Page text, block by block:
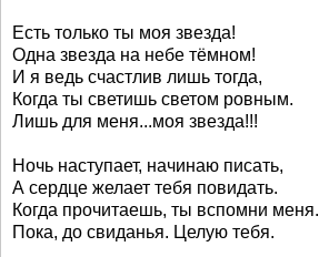
Есть только ты моя звезда!
Одна звезда на небе тёмном!
И я ведь счастлив лишь тогда,
Когда ты светишь светом ровным.
Лишь для меня...моя звезда!!!
Ночь наступает, начинаю писать,
А сердце желает тебя повидать.
Когда прочитаешь, ты вспомни меня.
Пока, до свиданья. Целую тебя.